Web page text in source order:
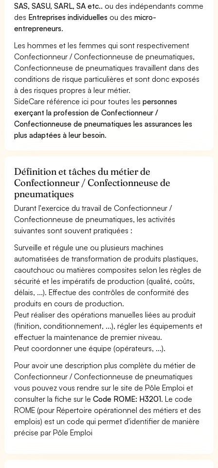
SAS, SASU, SARL, SA etc.. ou des indépendants comme
des Entreprises individuelles ou desmicro-
entrepreneurs.
Les hommes et les femmes qui sont respectivement
Confectionneur / Confectionneuse de pneumatiques,
Confectionneuse de pneumatiques travaillent dans des
conditions de risque particulières et sont donc exposés
à des risques propres à leur métier.
SideCare référence ici pour toutes lespersonnes
exerçant la profession de Confectionneur /
Confectionneuse de pneumatiques les assurances les
plus adaptées à leur besoin.
Définition et tâches du métier de
Confectionneur / Confectionneuse de
pneumatiques
Durant l'exercice du travail de Confectionneur /
Confectionneuse de pneumatiques, les activités
suivantes sont souvent pratiquées :
Surveille et régule une ou plusieurs machines
automatisées de transformation de produits plastiques,
caoutchouc ou matières composites selon les règles de
sécurité et les impératifs de production (qualité, coûts,
délais, ...). Effectue des contrôles de conformité des
produits en cours de production.
Peut réaliser des opérations manuelles liées au produit
(finition, conditionnement, ...), régler les équipements et
effectuer la maintenance de premier niveau.
Peut coordonner une équipe (opérateurs, ...).
Pour avoir une description plus complète du métier de
Confectionneur / Confectionneuse de pneumatiques
vous pouvez vous rendre sur le site de Pôle Emploi et
consulter la fiche sur leCode ROME: H3201. Le code
ROME (pour Répertoire opérationnel des métiers et des
emplois) est un code qui permet d'identifier de manière
précise par Pôle Emploi